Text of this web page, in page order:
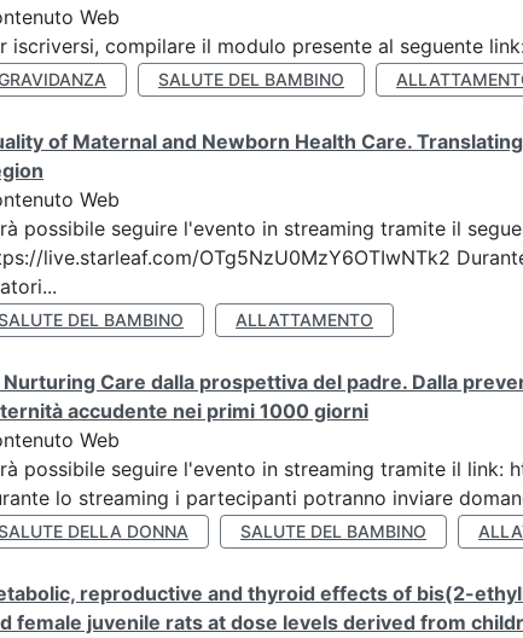
Web
iscriversi, compilare il modulo presente al seguente
SALUTE DEL BAMBINO
of Maternal and Newborn Health Care.
Web
possibile seguire l'evento in streaming tramite il
live.starleaf.com/OTg5NzU0MzY6OTIwNTk2
DEL BAMBINO ALLATTAMENTO
Nurturing Care dalla prospettiva del padre. Dalla
accudente nei primi 1000 giorni
Web
possibile seguire l'evento in streaming tramite il link:
lo streaming i partecipanti potranno inviare
DELLA DONNA SALUTE DEL BAMBINO
reproductive and thyroid effects of bis(2-
female juvenile rats at dose levels derived from